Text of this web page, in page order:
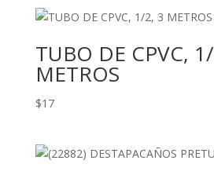
TUBO DE CPVC,
METROS
$17